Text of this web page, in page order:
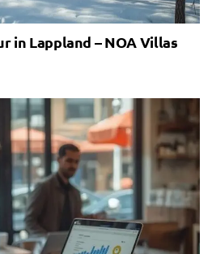
in Lappland – NOA Villas